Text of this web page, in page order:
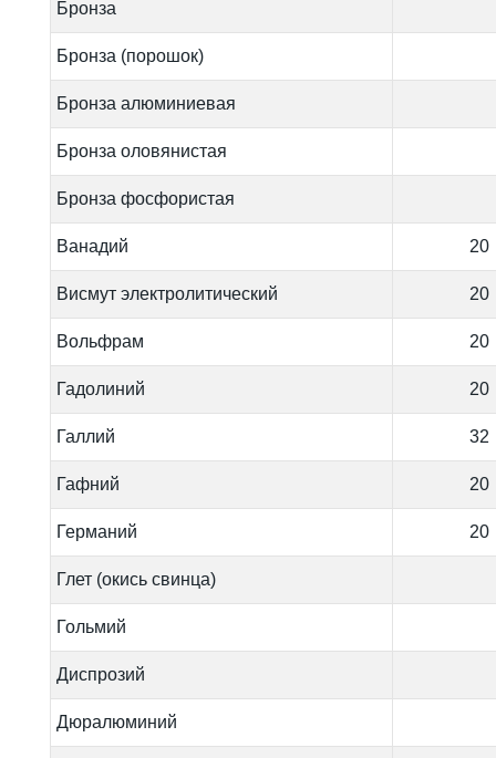
Бронза
Бронза (порошок)
Бронза алюминиевая
Бронза оловянистая
Бронза фосфористая
Ванадий 20
Висмут электролитический 20
Вольфрам 20
Гадолиний 20
Галлий 32
Гафний 20
Германий 20
Глет (окись свинца)
Гольмий
Диспрозий
Дюралюминий